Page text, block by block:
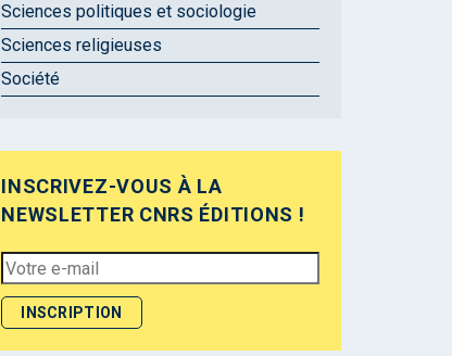
Sciences politiques et sociologie
Sciences religieuses
Société
INSCRIVEZ-VOUS À LA
NEWSLETTER CNRS ÉDITIONS !